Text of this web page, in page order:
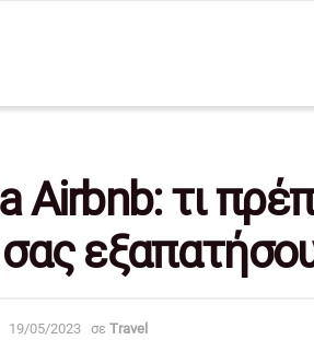
Airbnb: τι
19/05/2023 σε Travel